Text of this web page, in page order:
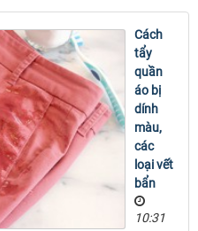
Cách
tẩy
quần
áo bị
dính
màu,
các
loại vết
bẩn
10:31